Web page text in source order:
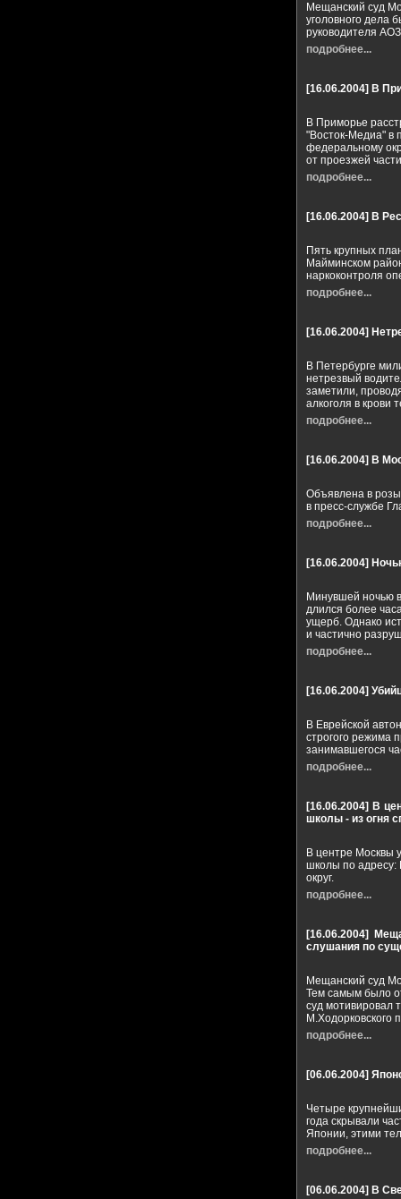
Мещанский суд
уголовного дела
руководителя
подробнее...
[16.06.2004] В
В Приморье
"Восток-Медиа" в
федеральному
от проезжей
подробнее...
[16.06.2004] В
Пять крупных
Майминском
наркоконтроля
подробнее...
[16.06.2004]
В Петербурге
нетрезвый
заметили,
алкоголя в крови
подробнее...
[16.06.2004] В
Объявлена в
в пресс-службе
подробнее...
[16.06.2004]
Минувшей ночью
длился более
ущерб. Однако
и частично
подробнее...
[16.06.2004]
В Еврейской
строгого режима
занимавшегося
подробнее...
[16.06.2004] В
школы - из огня
В центре Москвы
школы по адресу:
округ.
подробнее...
[16.06.2004]
слушания по
Мещанский суд
Тем самым было
суд мотивировал
М.Ходорковского
подробнее...
[06.06.2004]
Четыре
года скрывали
Японии, этими
подробнее...
[06.06.2004] В